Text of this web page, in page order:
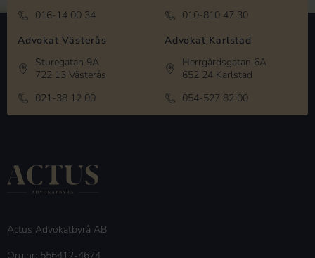
016-14 00 34
010-810 47 30
Advokat Västerås
Sturegatan 9A
722 13 Västerås
021-38 12 00
Advokat Karlstad
Herrgårdsgatan 6A
652 24 Karlstad
054-527 82 00
Actus Advokatbyrå AB